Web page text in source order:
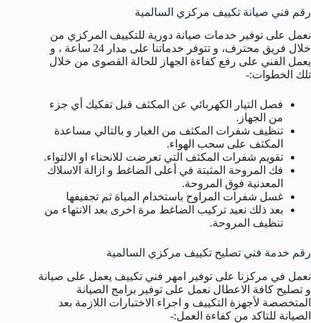
رقم فني صيانة تكييف مركزي السالمية
نعمل على توفير خدمات صيانة دورية للتكييف المركزي من
خلال فريق محترف، و تتوفر خدماتنا على مدار 24 ساعة ، و
يعمل الفني على رفع كفاءة الجهاز للحالة القصوى من خلال
تلك الخطوات:-
فصل التيار الكهربائي عن المكثف قبل تفكيك أي جزء
من الجهاز.
تنظيف شفرات المكثف من الغبار و بالتالي مساعدة
المكثف على سحب الهواء.
تقويم شفرات المكثف التي تعرضت للانحناء او الالتواء.
فك المروحة المثبتة في أعلى الضاغط و ازالة الاسلاك
المعدنية فوق المروحة.
غسل شفرات المراوح باستخدام المياة ثم تجفيفها
بعد ذلك نعيد تركيب الضاغط مرة اخرى بعد الانتهاء من
تنظيف المروحة.
رقم خدمة فني تصليح تكييف مركزي السالمية
نعمل في مركزنا على توفير امهر فني تكييف يعمل على صيانة
و تصليح كافة الاعطال نعمل على توفير برامج الصيانة
المتخصصة لأجهزة التكييف و اجراء الاختبارات اللازمة بعد
الصيانة للتاكد من كفاءة العمل:-